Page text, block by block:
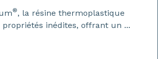
®, la résine thermoplastique
propriétés inédites, offrant un ...